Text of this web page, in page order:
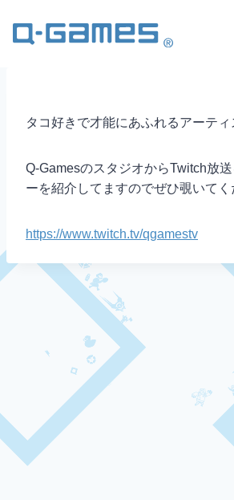
タコ好きで才能にあふれるアーティ
Q-GamesのスタジオからTwitch放
ーを紹介してますのでぜひ覗いてく
https://www.twitch.tv/qgamestv